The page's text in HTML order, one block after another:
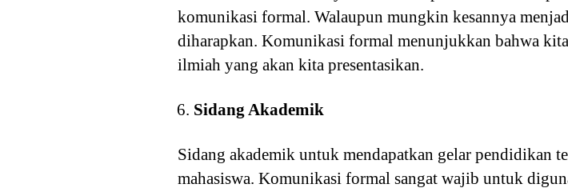
komunikasi formal. Walaupun mungkin kesannya
diharapkan. Komunikasi formal menunjukkan bahwa
ilmiah yang akan kita presentasikan.
Sidang Akademik
Sidang akademik untuk mendapatkan gelar pendidikan
mahasiswa. Komunikasi formal sangat wajib untuk